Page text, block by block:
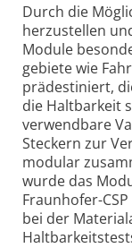
Durch die
herzu­stellen
Module
gebiete wie
prädes­tiniert,
die Halt­barkeit
verwend­bare
Steckern zur
modular
wurde das
Fraunhofer-
bei der